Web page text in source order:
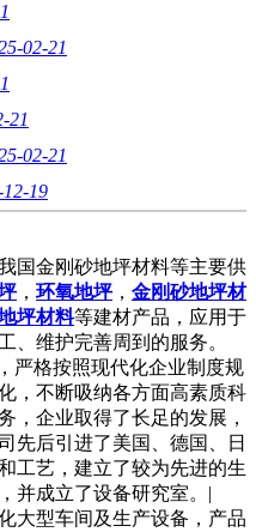
02-21
21
02-21
19
金刚砂地坪材料等主要供
， 环氧地坪， 金刚砂地坪材
坪材料等建材产品，应用于
、维护完善周到的服务。
格按照现代化企业制度规
，不断吸纳各方面高素质科
，企业取得了长足的发展，
先后引进了美国、德国、日
工艺，建立了较为先进的生
并成立了设备研究室。|
型车间及生产设备，产品